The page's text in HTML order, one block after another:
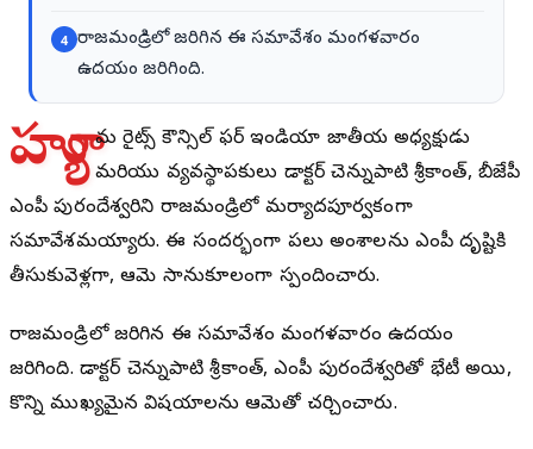
4 రాజమండ్రిలో జరిగిన ఈ సమావేశం మంగళవారం
ఉదయం జరిగింది.
హ్యూ మన్ రైట్స్ కౌన్సిల్ ఫర్ ఇండియా జాతీయ అధ్యక్షుడు
మరియు వ్యవస్థాపకులు డాక్టర్ చెన్నుపాటి శ్రీకాంత్, బీజేపీ
ఎంపీ పురందేశ్వరిని రాజమండ్రిలో మర్యాదపూర్వకంగా
సమావేశమయ్యారు. ఈ సందర్భంగా పలు అంశాలను ఎంపీ దృష్టికి
తీసుకువెళ్లగా, ఆమె సానుకూలంగా స్పందించారు.
రాజమండ్రిలో జరిగిన ఈ సమావేశం మంగళవారం ఉదయం
జరిగింది. డాక్టర్ చెన్నుపాటి శ్రీకాంత్, ఎంపీ పురందేశ్వరితో భేటీ అయి,
కొన్ని ముఖ్యమైన విషయాలను ఆమెతో చర్చించారు.